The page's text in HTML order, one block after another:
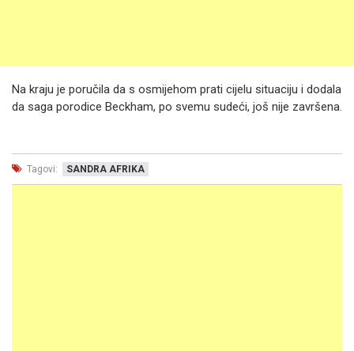
Na kraju je poručila da s osmijehom prati cijelu situaciju i dodala
da saga porodice Beckham, po svemu sudeći, još nije završena.
Tagovi: SANDRA AFRIKA